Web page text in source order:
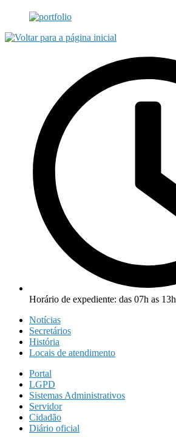
Horário de expediente: das 07h as 13h
Notícias
Secretários
História
Locais de atendimento
Portal
LGPD
Sistemas Administrativos
Servidor
Cidadão
Diário oficial